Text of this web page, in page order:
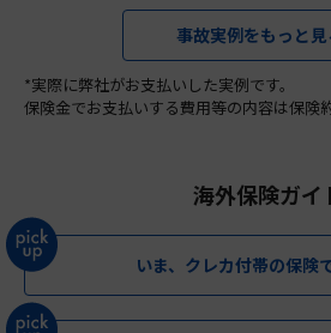
事故実例をもっと見
*実際に弊社がお支払いした実例です。
保険金でお支払いする費用等の内容は保険
海外保険ガイ
いま、クレカ付帯の保険